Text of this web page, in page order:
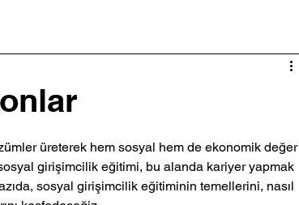
üreterek hem sosyal hem de ekonomik değer
girişimcilik eğitimi, bu alanda kariyer yapmak
sosyal girişimcilik eğitiminin temellerini, nasıl